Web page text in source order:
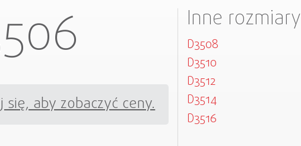
się, aby zobaczyć ceny.
Inne rozmiary
D3508
D3510
D3512
D3514
D3516